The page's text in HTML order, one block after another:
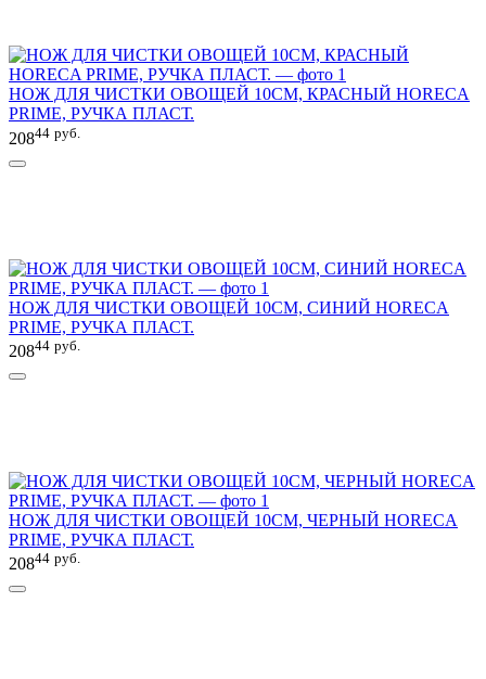
НОЖ ДЛЯ ЧИСТКИ ОВОЩЕЙ 10СМ, КРАСНЫЙ HORECA
PRIME, РУЧКА ПЛАСТ.
20844 руб.
НОЖ ДЛЯ ЧИСТКИ ОВОЩЕЙ 10СМ, СИНИЙ HORECA
PRIME, РУЧКА ПЛАСТ.
20844 руб.
НОЖ ДЛЯ ЧИСТКИ ОВОЩЕЙ 10СМ, ЧЕРНЫЙ HORECA
PRIME, РУЧКА ПЛАСТ.
20844 руб.